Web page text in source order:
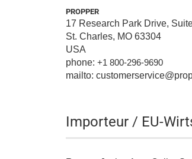
PROPPER
17 Research Park Drive,
St. Charles, MO 63304
USA
phone: +1 800-296-9690
mailto:
Importeur / EU-